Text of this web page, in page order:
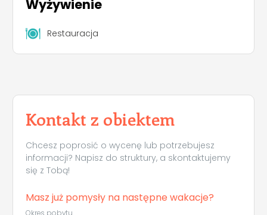
Wyżywienie
Restauracja
Kontakt z obiektem
Chcesz poprosić o wycenę lub potrzebujesz
informacji? Napisz do struktury, a skontaktujemy
się z Tobą!
Masz już pomysły na następne wakacje?
Okres pobytu